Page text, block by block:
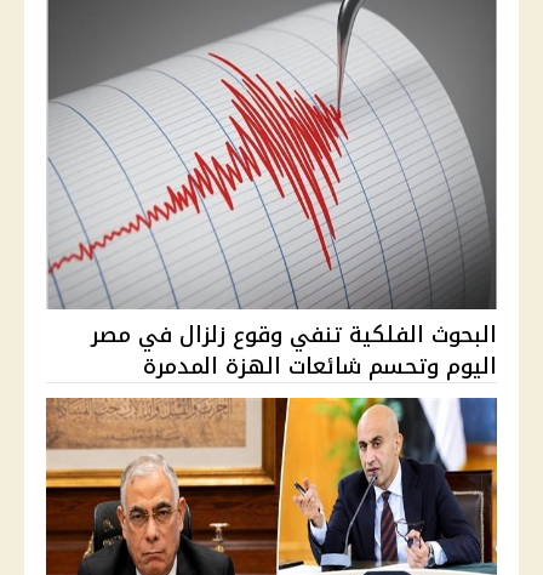
البحوث الفلكية تنفي وقوع زلزال في مصر
اليوم وتحسم شائعات الهزة المدمرة